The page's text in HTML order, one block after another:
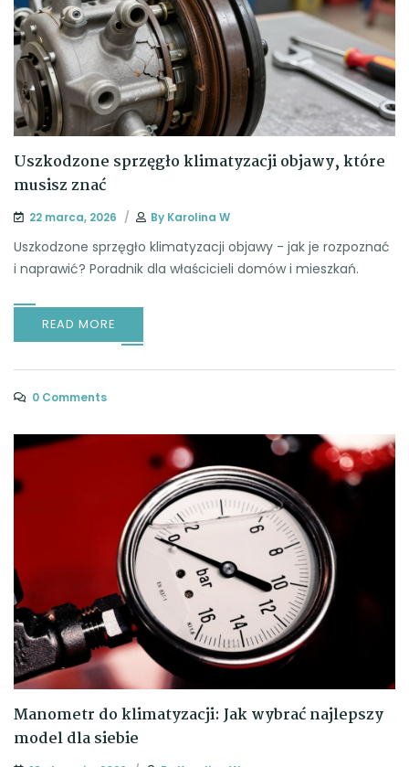
Uszkodzone sprzęgło klimatyzacji objawy, które
musisz znać
22 marca, 2026 By Karolina W
Uszkodzone sprzęgło klimatyzacji objawy - jak je rozpoznać
i naprawić? Poradnik dla właścicieli domów i mieszkań.
READ MORE
0 Comments
Manometr do klimatyzacji: Jak wybrać najlepszy
model dla siebie